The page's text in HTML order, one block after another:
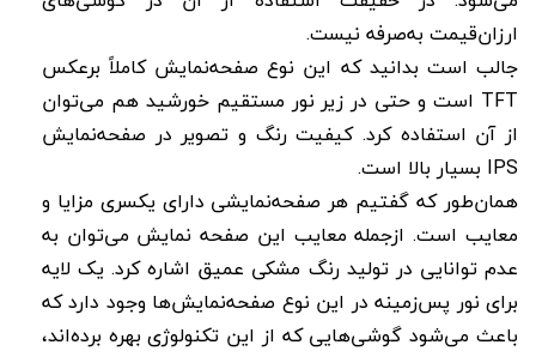
ارزان‌قیمت به‌صرفه نیست.
جالب است بدانید که این نوع صفحه‌نمایش کاملاً برعکس
TFT است و حتی در زیر نور مستقیم خورشید هم می‌توان
از آن استفاده کرد. کیفیت رنگ و تصویر در صفحه‌نمایش
IPS بسیار بالا است.
همان‌طور که گفتیم هر صفحه‌نمایشی دارای یکسری مزایا و
معایب است. ازجمله معایب این صفحه‌ نمایش می‌توان به
عدم توانایی در تولید رنگ مشکی عمیق اشاره کرد. یک لایه
برای نور پس‌زمینه در این نوع صفحه‌نمایش‌ها وجود دارد که
باعث می‌شود گوشی‌هایی که از این تکنولوژی بهره برده‌اند،